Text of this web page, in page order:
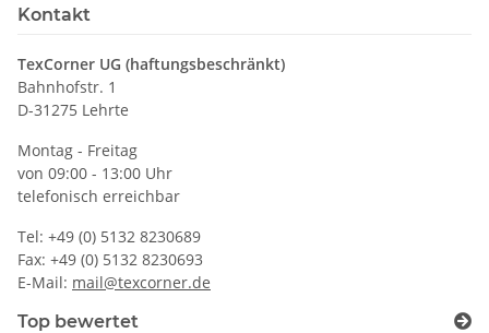
Kontakt
TexCorner UG (haftungsbeschränkt)
Bahnhofstr. 1
D-31275 Lehrte
Montag - Freitag
von 09:00 - 13:00 Uhr
telefonisch erreichbar
Tel: +49 (0) 5132 8230689
Fax: +49 (0) 5132 8230693
E-Mail: mail@texcorner.de
Top bewertet